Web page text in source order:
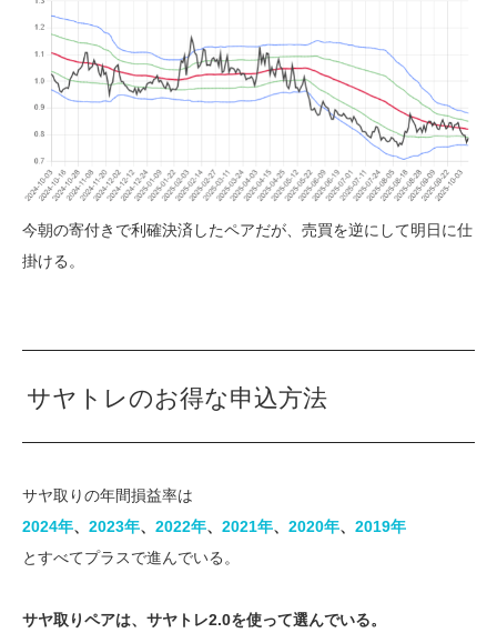
今朝の寄付きで利確決済したペアだが、売買を逆にして明日に仕
掛ける。
サヤトレのお得な申込方法
サヤ取りの年間損益率は
2024年、 2023年​、 ​2022年​、​ 2021年​、​​ 2020年​、 2019年
とすべてプラスで進んでいる。
サヤ取りペアは、サヤトレ2.0を使って選んでいる。